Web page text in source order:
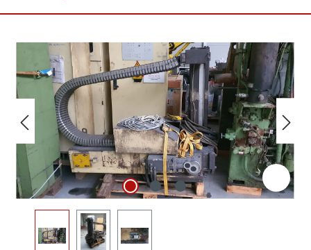
Bildergalerie überspringen